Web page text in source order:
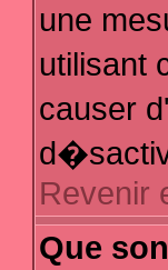
une
utilisant
causer
Revenir
Que